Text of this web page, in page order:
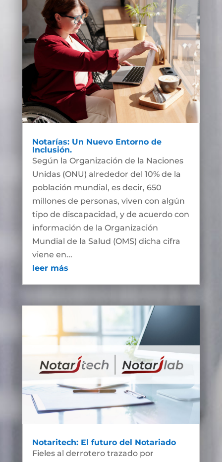
Notarías: Un Nuevo Entorno de
Inclusión.
Según la Organización de la Naciones
Unidas (ONU) alrededor del 10% de la
población mundial, es decir, 650
millones de personas, viven con algún
tipo de discapacidad, y de acuerdo con
información de la Organización
Mundial de la Salud (OMS) dicha cifra
viene en...
leer más
Notaritech: El futuro del Notariado
Fieles al derrotero trazado por